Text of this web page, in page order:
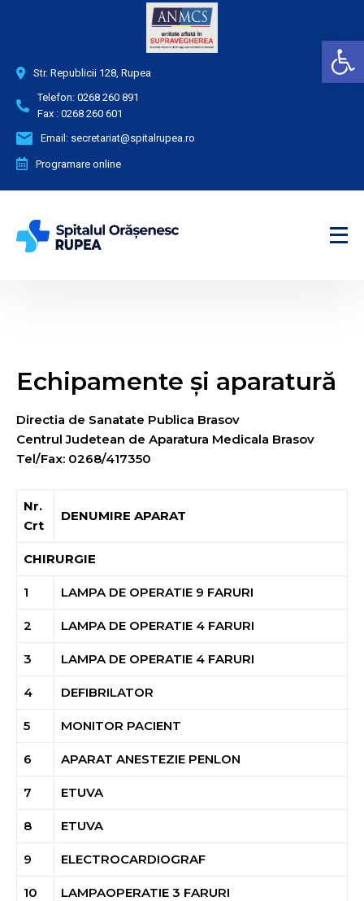
Str. Republicii 128, Rupea
Telefon: 0268 260 891
Fax : 0268 260 601
Email: secretariat@spitalrupea.ro
Programare online
Echipamente și aparatură
Directia de Sanatate Publica Brasov
Centrul Judetean de Aparatura Medicala Brasov
Tel/Fax: 0268/417350
Nr.
Crt
DENUMIRE APARAT
CHIRURGIE
1 LAMPA DE OPERATIE 9 FARURI
2 LAMPA DE OPERATIE 4 FARURI
3 LAMPA DE OPERATIE 4 FARURI
4 DEFIBRILATOR
5 MONITOR PACIENT
6 APARAT ANESTEZIE PENLON
7 ETUVA
8 ETUVA
9 ELECTROCARDIOGRAF
10 LAMPAOPERATIE 3 FARURI
Deschide bara de unelte